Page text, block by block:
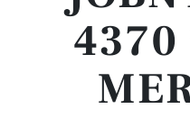
4370